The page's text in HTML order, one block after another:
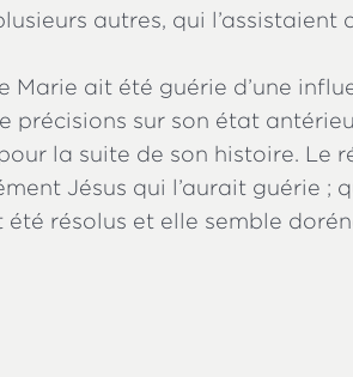
autres, qui l’assistaient
Marie ait été guérie d’une
précisions sur son état
la suite de son histoire. Le
Jésus qui l’aurait guérie ;
résolus et elle semble